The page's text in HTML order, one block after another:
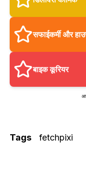
सफाईकर्मी और
बाइक कूरियर
Tags fetchpixi